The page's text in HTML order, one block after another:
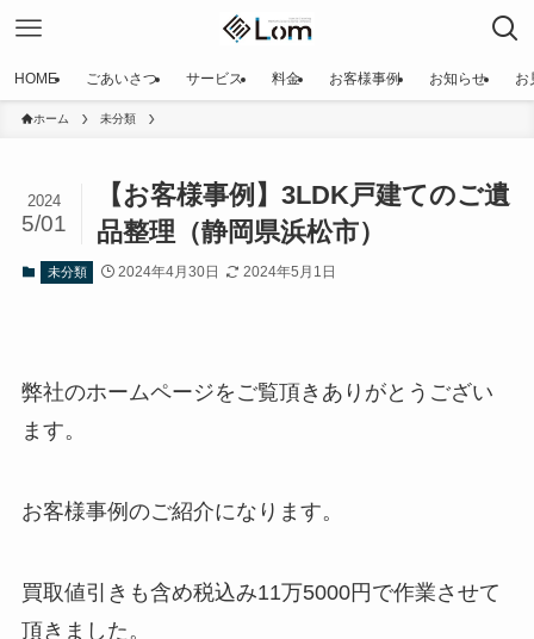
HOME ごあいさつ サービス 料金 お客様事例 お知らせ お
ホーム 未分類
【お客様事例】3LDK戸建てのご遺
品整理（静岡県浜松市）
2024
5/01
未分類 2024年4月30日 2024年5月1日
弊社のホームページをご覧頂きありがとうござい
ます。
お客様事例のご紹介になります。
買取値引きも含め税込み11万5000円で作業させて
頂きました。